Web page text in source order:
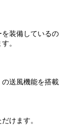
装備しているの
。
の送風機能を搭載
けます。